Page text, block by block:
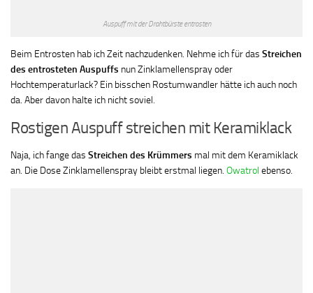
Auspuff mit der Drahtbürste entrosten
Beim Entrosten hab ich Zeit nachzudenken. Nehme ich für das Streichen
des entrosteten Auspuffs nun Zinklamellenspray oder
Hochtemperaturlack? Ein bisschen Rostumwandler hätte ich auch noch
da. Aber davon halte ich nicht soviel.
Rostigen Auspuff streichen mit Keramiklack
Naja, ich fange das Streichen des Krümmers mal mit dem Keramiklack
an. Die Dose Zinklamellenspray bleibt erstmal liegen. Owatrol ebenso.